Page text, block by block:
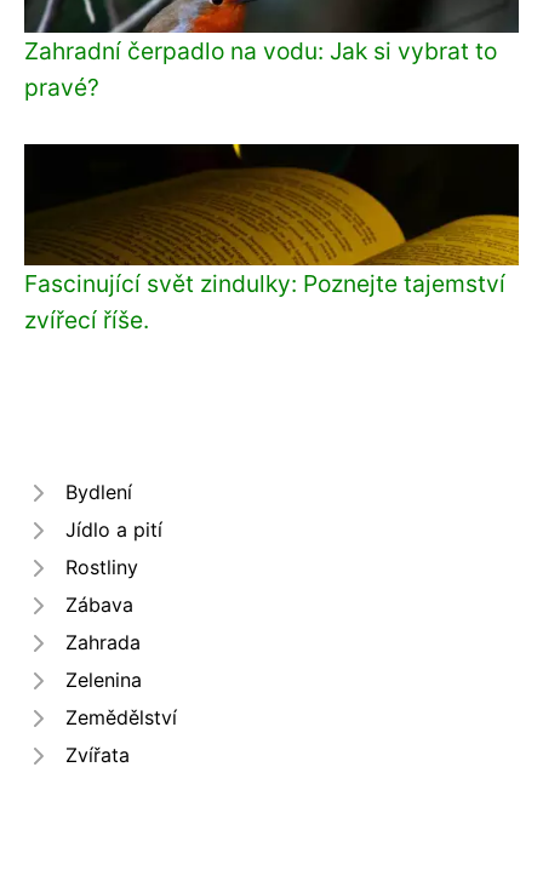
Zahradní čerpadlo na vodu: Jak si vybrat to
pravé?
Fascinující svět zindulky: Poznejte tajemství
zvířecí říše.
Bydlení
Jídlo a pití
Rostliny
Zábava
Zahrada
Zelenina
Zemědělství
Zvířata